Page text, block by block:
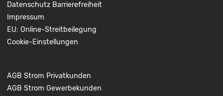
Datenschutz Barrierefreiheit
Impressum
EU: Online-Streitbeilegung
Cookie-Einstellungen
AGB Strom Privatkunden
AGB Strom Gewerbekunden